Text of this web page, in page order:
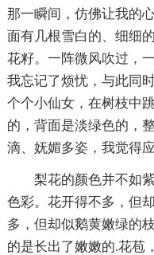
那一瞬间，仿佛让我的
面有几根雪白的、细细
花籽。一阵微风吹过，
我忘记了烦忧，与此同
个个小仙女，在树枝中
的，背面是淡绿色的，
滴、妩媚多姿，我觉得
梨花的颜色并不如
色彩。花开得不多，但
多，但却似鹅黄嫩绿的
的是长出了嫩嫩的.花苞